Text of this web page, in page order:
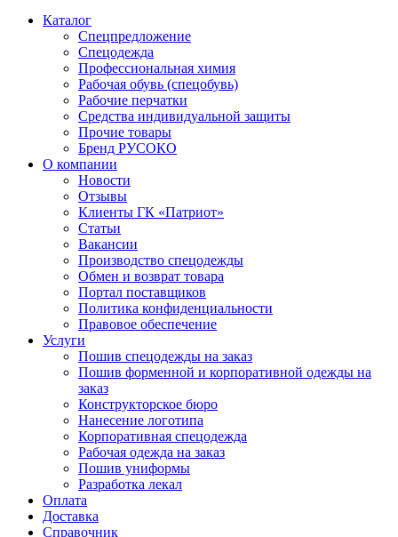
Каталог
Спецпредложение
Спецодежда
Профессиональная химия
Рабочая обувь (спецобувь)
Рабочие перчатки
Средства индивидуальной защиты
Прочие товары
Бренд РУСОКО
О компании
Новости
Отзывы
Клиенты ГК «Патриот»
Статьи
Вакансии
Производство спецодежды
Обмен и возврат товара
Портал поставщиков
Политика конфиденциальности
Правовое обеспечение
Услуги
Пошив спецодежды на заказ
Пошив форменной и корпоративной одежды на
заказ
Конструкторское бюро
Нанесение логотипа
Корпоративная спецодежда
Рабочая одежда на заказ
Пошив униформы
Разработка лекал
Оплата
Доставка
Справочник